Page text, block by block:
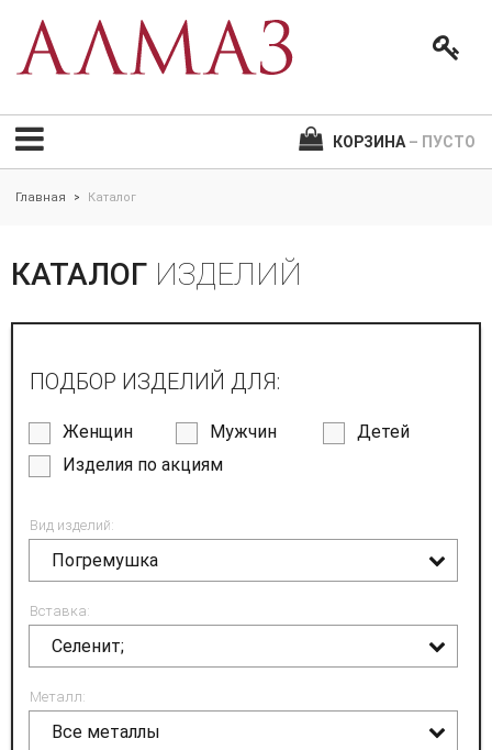
КОРЗИНА – ПУСТО
Главная > Каталог
КАТАЛОГ ИЗДЕЛИЙ
ПОДБОР ИЗДЕЛИЙ ДЛЯ:
Женщин Мужчин
Детей
Изделия по акциям
Вид изделий:
Погремушка
Вставка:
Селенит;
Металл:
Все металлы